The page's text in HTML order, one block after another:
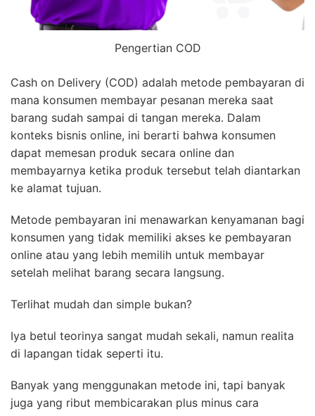
Pengertian COD
Cash on Delivery (COD) adalah metode pembayaran di
mana konsumen membayar pesanan mereka saat
barang sudah sampai di tangan mereka. Dalam
konteks bisnis online, ini berarti bahwa konsumen
dapat memesan produk secara online dan
membayarnya ketika produk tersebut telah diantarkan
ke alamat tujuan.
Metode pembayaran ini menawarkan kenyamanan bagi
konsumen yang tidak memiliki akses ke pembayaran
online atau yang lebih memilih untuk membayar
setelah melihat barang secara langsung.
Terlihat mudah dan simple bukan?
Iya betul teorinya sangat mudah sekali, namun realita
di lapangan tidak seperti itu.
Banyak yang menggunakan metode ini, tapi banyak
juga yang ribut membicarakan plus minus cara